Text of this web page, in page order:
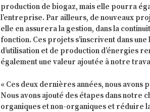
production de biogaz, mais elle pourra
l’entreprise. Par ailleurs, de nouveaux
elle en assurera la gestion, dans la
fonction. Ces projets s’inscrivent dans
d’utilisation et de production d’énergies
également une valeur ajoutée à notre
« Ces deux dernières années, nous
Nous avons ajouté des étapes dans
organiques et non-organiques et réduire